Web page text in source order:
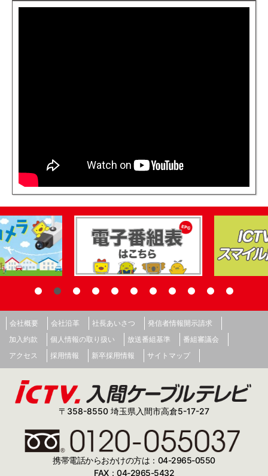
会社概要 会社沿革 社長あいさつ
発信者情報開示請求
加入約款
個人情報の取り扱い 放送番組基準
番組審議会
アクセス
採用情報 新卒採用情報 サイトマップ
〒358-8550 埼玉県入間市高倉5-17-27
携帯電話からおかけの方は：04-2965-0550
FAX：04-2965-5432